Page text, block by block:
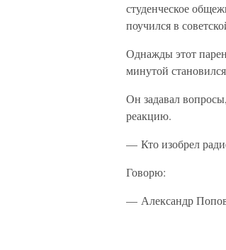
студенческое
поучился в
Однажды этот
минутой
Он задавал
реакцию.
— Кто изобрел
Говорю:
— Александр